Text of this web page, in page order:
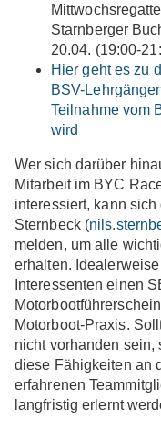
Starnberger
20.04. (19:00-
Hier geht es zu
BSV-
Teilnahme vom
wird
Wer sich darüber
Mitarbeit im BYC
interessiert, kann
Sternbeck (
melden, um alle
erhalten.
Interessenten einen
Motorboot-Praxis.
nicht vorhanden sein,
diese Fähigkeiten an
erfahrenen
langfristig erlernt